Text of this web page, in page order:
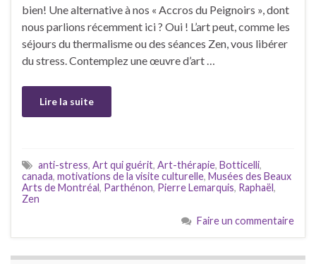
bien! Une alternative à nos « Accros du Peignoirs », dont
nous parlions récemment ici ? Oui ! L’art peut, comme les
séjours du thermalisme ou des séances Zen, vous libérer
du stress. Contemplez une œuvre d’art …
Lire la suite
anti-stress, Art qui guérit, Art-thérapie, Botticelli,
canada, motivations de la visite culturelle, Musées des Beaux
Arts de Montréal, Parthénon, Pierre Lemarquis, Raphaël,
Zen
Faire un commentaire